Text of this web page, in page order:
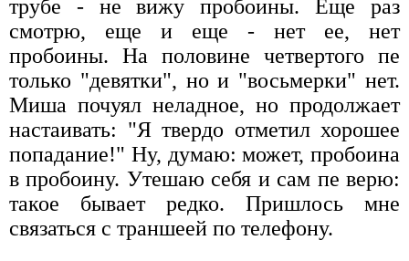
трубе - не вижу пробоины. Еще раз
смотрю, еще и еще - нет ее, нет
пробоины. На половине четвертого пе
только "девятки", но и "восьмерки" нет.
Миша почуял неладное, но продолжает
настаивать: "Я твердо отметил хорошее
попадание!" Ну, думаю: может, пробоина
в пробоину. Утешаю себя и сам пе верю:
такое бывает редко. Пришлось мне
связаться с траншеей по телефону.